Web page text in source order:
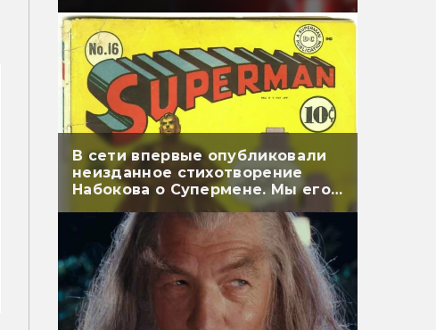
В сети впервые опубликовали
неизданное стихотворение
Набокова о Супермене. Мы его
перевели